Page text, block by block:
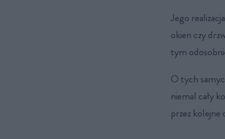
Jego
okien czy
tym
O tych
niemal cały
przez kolejne